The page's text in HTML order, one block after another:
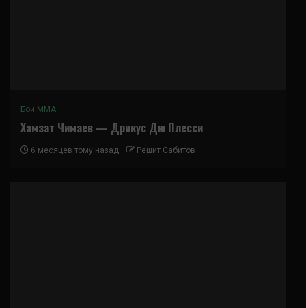
Бои ММА
Хамзат Чимаев — Дрикус Дю Плесси
6 месяцев тому назад Решит Сабитов